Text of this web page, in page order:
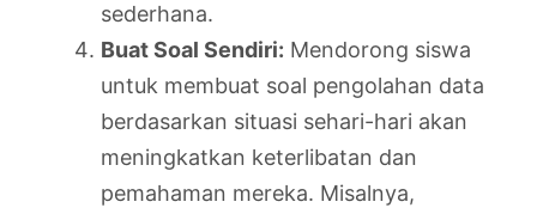
sederhana.
Buat Soal Sendiri: Mendorong siswa
untuk membuat soal pengolahan data
berdasarkan situasi sehari-hari akan
meningkatkan keterlibatan dan
pemahaman mereka. Misalnya,